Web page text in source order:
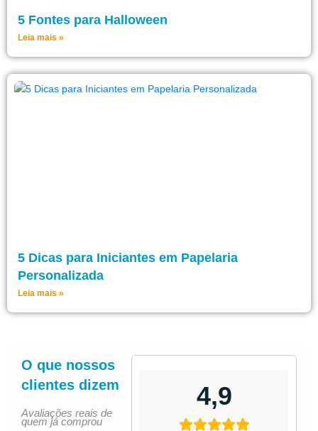
5 Fontes para Halloween
Leia mais »
5 Dicas para Iniciantes em Papelaria
Personalizada
Leia mais »
O que nossos
clientes dizem
Avaliações reais de
quem já comprou
4,9